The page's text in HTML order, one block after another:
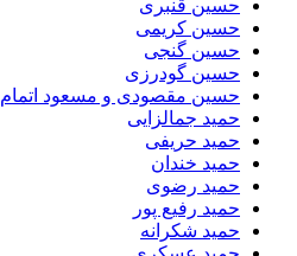
حسین قنبری
حسین کریمی
حسین گنجی
حسین گودرزی
حسین مقصودی و مسعود اتمام
حمید جمالزایی
حمید حریفی
حمید خندان
حمید رضوی
حمید رفیع پور
حمید شکرانه